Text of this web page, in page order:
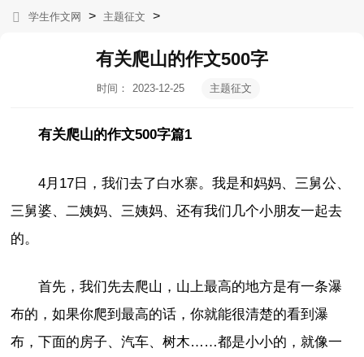
学生作文网 > 主题征文 >
有关爬山的作文500字
时间：
2023-12-25
主题征文
有关爬山的作文500字篇1
4月17日，我们去了白水寨。我是和妈妈、三舅公、
三舅婆、二姨妈、三姨妈、还有我们几个小朋友一起去
的。
首先，我们先去爬山，山上最高的地方是有一条瀑
布的，如果你爬到最高的话，你就能很清楚的看到瀑
布，下面的房子、汽车、树木……都是小小的，就像一